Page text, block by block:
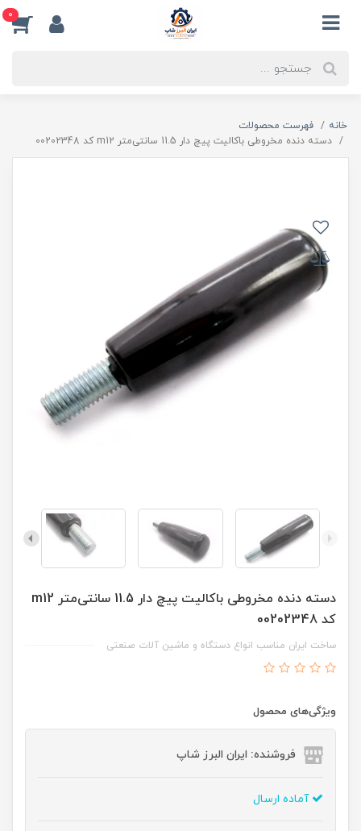
0
خانه
فهرست محصولات
دسته دنده مخروطی باکالیت پیچ دار 11.5 سانتی‌متر m12 کد 00202348
دسته دنده مخروطی باکالیت پیچ دار 11.5 سانتی‌متر m12
کد 00202348
ساخت ایران مناسب انواع دستگاه و ماشین آلات صنعتی
ویژگی‌های محصول
فروشنده: ایران البرز شاپ
آماده ارسال